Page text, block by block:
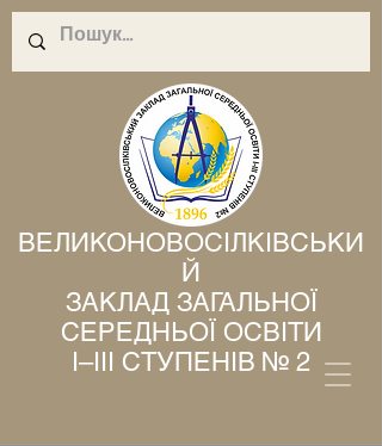
ВЕЛИКОНОВОСІЛКІВСЬКИ
Й
ЗАКЛАД ЗАГАЛЬНОЇ
СЕРЕДНЬОЇ ОСВІТИ
І–ІІІ СТУПЕНІВ № 2